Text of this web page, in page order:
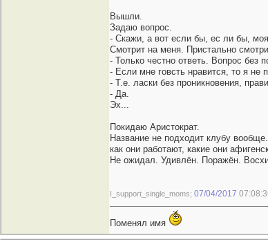
Вышли.
Задаю вопрос.
- Скажи, а вот если бы, ес ли бы,
Смотрит на меня. Пристально
- Только честно ответь. Вопрос без
- Если мне говсть нравится, то я не
- Т.е. ласки без проникновения,
- Да.
Эх...
Покидаю Аристократ.
Название не подходит клубу
как они работают, какие они
Не ожидал. Удивлён. Поражён.
I_support_single_moms; 07/04/2017
Поменял имя